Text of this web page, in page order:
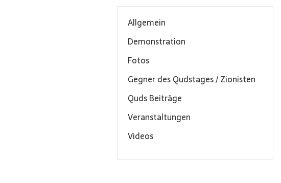
Allgemein
Demonstration
Fotos
Gegner des Qudstages / Zionisten
Quds Beiträge
Veranstaltungen
Videos